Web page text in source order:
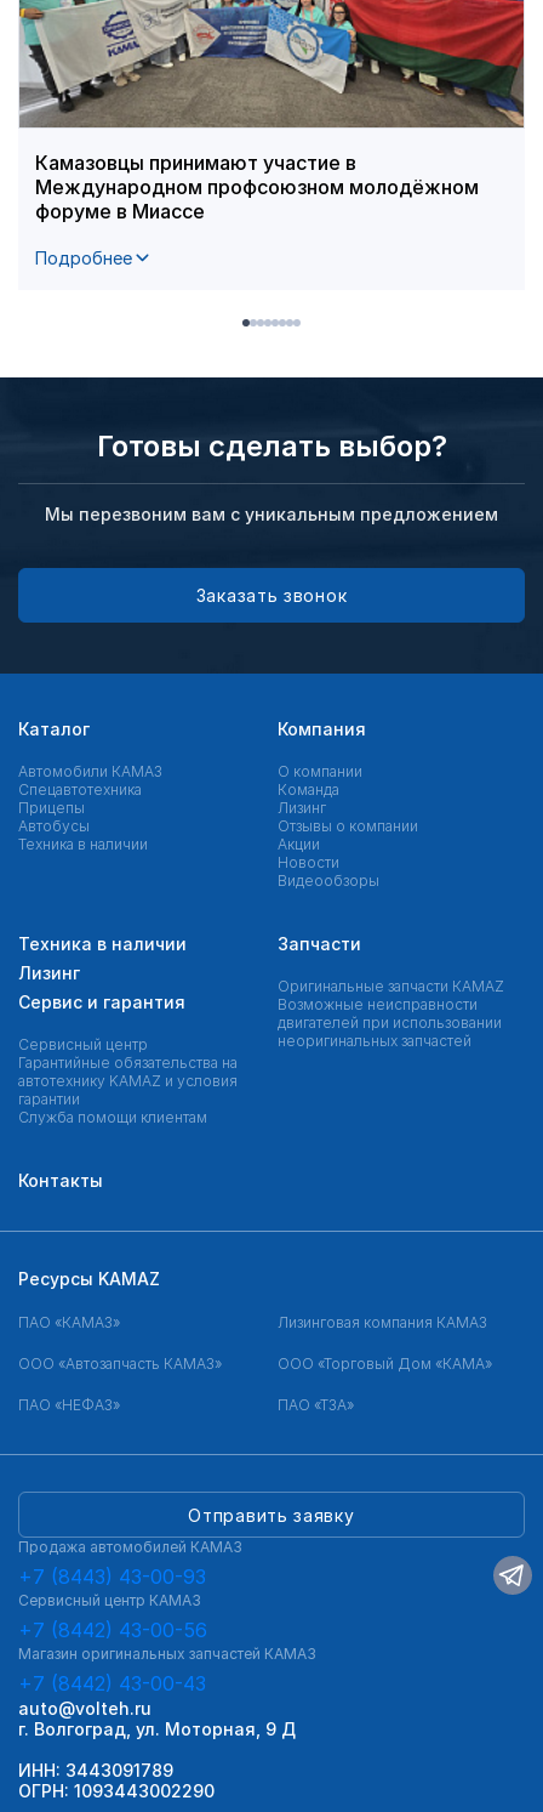
Камазовцы принимают участие в
Международном профсоюзном молодёжном
форуме в Миассе
Подробнее
Готовы сделать выбор?
Мы перезвоним вам с уникальным предложением
Заказать звонок
Каталог
Автомобили КАМАЗ
Спецавтотехника
Прицепы
Автобусы
Техника в наличии
Компания
О компании
Команда
Лизинг
Отзывы о компании
Акции
Новости
Видеообзоры
Техника в наличии
Лизинг
Сервис и гарантия
Сервисный центр
Гарантийные обязательства на
автотехнику KAMAZ и условия
гарантии
Служба помощи клиентам
Запчасти
Оригинальные запчасти КAMAZ
Возможные неисправности
двигателей при использовании
неоригинальных запчастей
Контакты
Отправить заявку
Продажа автомобилей КАМАЗ
+7 (8443) 43-00-93
Сервисный центр КАМАЗ
+7 (8442) 43-00-56
Магазин оригинальных запчастей КАМАЗ
+7 (8442) 43-00-43
auto@volteh.ru
г. Волгоград, ул. Моторная, 9 Д
ИНН: 3443091789
ОГРН: 1093443002290
Ресурсы KAMAZ
ПАО «КАМАЗ» Лизинговая компания КАМАЗ
ООО «Автозапчасть КАМАЗ» ООО «Торговый Дом «КАМА»
ПАО «НЕФАЗ» ПАО «ТЗА»